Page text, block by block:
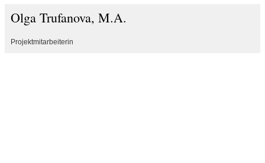
Olga Trufanova, M.A.
Projektmitarbeiterin